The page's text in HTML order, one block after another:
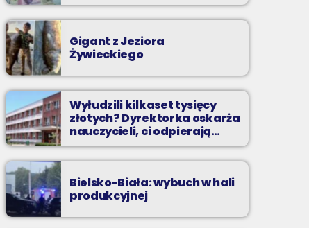
Gigant z Jeziora
Żywieckiego
Wyłudzili kilkaset tysięcy
złotych? Dyrektorka oskarża
nauczycieli, ci odpierają
zarzuty
Bielsko-Biała: wybuch w hali
produkcyjnej